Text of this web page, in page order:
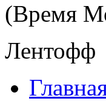
(Время
Лентофф